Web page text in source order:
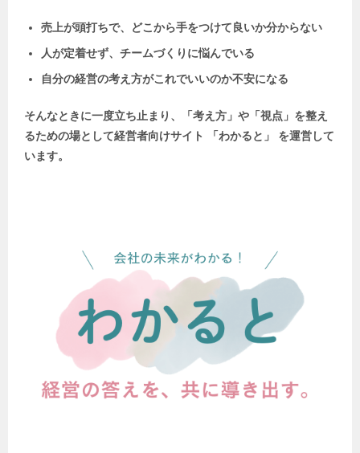
売上が頭打ちで、どこから手をつけて良いか分からない
人が定着せず、チームづくりに悩んでいる
自分の経営の考え方がこれでいいのか不安になる
そんなときに一度立ち止まり、「考え方」や「視点」を整え
るための場として経営者向けサイト 「わかると」 を運営して
います。